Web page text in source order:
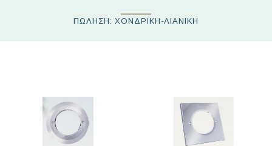
ΠΩΛΗΣΗ: ΧΟΝΔΡΙΚΗ-ΛΙΑΝΙΚΗ